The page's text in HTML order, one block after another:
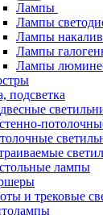
Лампы
Лампы
Лампы
Лампы
Лампы
подсветка
лампы
и трековые